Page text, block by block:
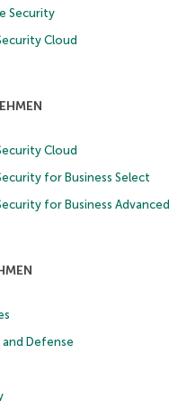
Security
Cloud
Cloud
for Business Select
for Business Advanced
Defense